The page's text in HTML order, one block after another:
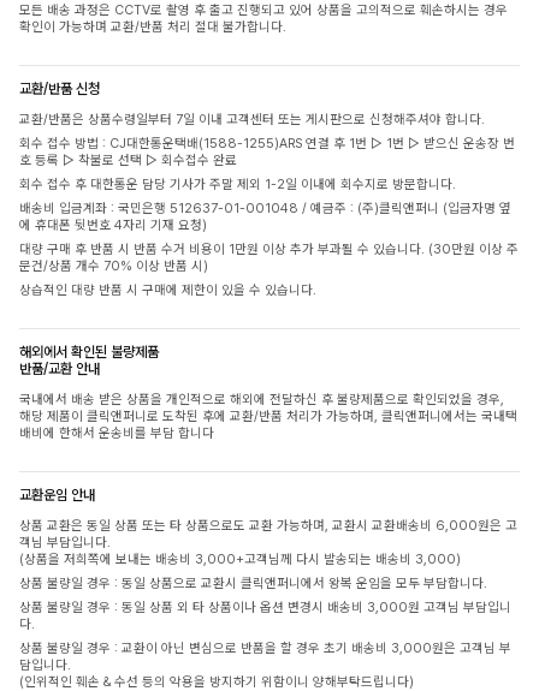
모든 배송 과정은 CCTV로 촬영 후 출고 진행되고 있어 상품을 고의적으로 훼손하시는 경우
확인이 가능하며 교환/반품 처리 절대 불가합니다.
교환/반품 신청
교환/반품은 상품수령일부터 7일 이내 고객센터 또는 게시판으로 신청해주셔야 합니다.
회수 접수 방법 : CJ대한통운택배(1588-1255)ARS 연결 후 1번 ▷ 1번 ▷ 받으신 운송장 번
호 등록 ▷ 착불로 선택 ▷ 회수접수 완료
회수 접수 후 대한통운 담당 기사가 주말 제외 1-2일 이내에 회수지로 방문합니다.
배송비 입금계좌 : 국민은행 512637-01-001048 / 예금주 : (주)클릭앤퍼니 (입금자명 옆
에 휴대폰 뒷번호 4자리 기재 요청)
대량 구매 후 반품 시 반품 수거 비용이 1만원 이상 추가 부과될 수 있습니다. (30만원 이상 주
문건/상품 개수 70% 이상 반품 시)
상습적인 대량 반품 시 구매에 제한이 있을 수 있습니다.
해외에서 확인된 불량제품
반품/교환 안내
국내에서 배송 받은 상품을 개인적으로 해외에 전달하신 후 불량제품으로 확인되었을 경우,
해당 제품이 클릭앤퍼니로 도착된 후에 교환/반품 처리가 가능하며, 클릭앤퍼니에서는 국내택
배비에 한해서 운송비를 부담 합니다
교환운임 안내
상품 교환은 동일 상품 또는 타 상품으로도 교환 가능하며, 교환시 교환배송비 6,000원은 고
객님 부담입니다.
(상품을 저희쪽에 보내는 배송비 3,000+고객님께 다시 발송되는 배송비 3,000)
상품 불량일 경우 : 동일 상품으로 교환시 클릭앤퍼니에서 왕복 운임을 모두 부담합니다.
상품 불량일 경우 : 동일 상품 외 타 상품이나 옵션 변경시 배송비 3,000원 고객님 부담입니
다.
상품 불량일 경우 : 교환이 아닌 변심으로 반품을 할 경우 초기 배송비 3,000원은 고객님 부
담입니다.
(인위적인 훼손 & 수선 등의 악용을 방지하기 위함이니 양해부탁드립니다)